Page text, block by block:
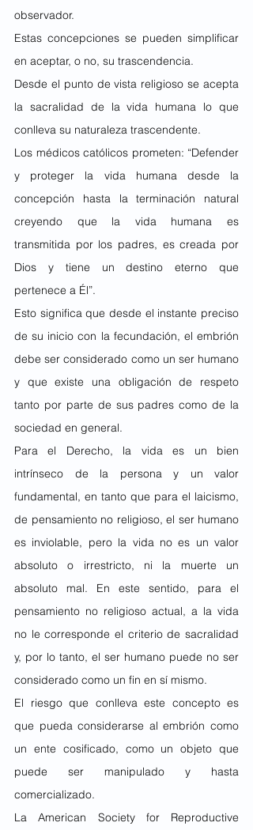
observador.
Estas concepciones se pueden simplificar
en aceptar, o no, su trascendencia.
Desde el punto de vista religioso se acepta
la sacralidad de la vida humana lo que
conlleva su naturaleza trascendente.
Los médicos católicos prometen: “Defender
y proteger la vida humana desde la
concepción hasta la terminación natural
creyendo que la vida humana es
transmitida por los padres, es creada por
Dios y tiene un destino eterno que
pertenece a Él”.
Esto significa que desde el instante preciso
de su inicio con la fecundación, el embrión
debe ser considerado como un ser humano
y que existe una obligación de respeto
tanto por parte de sus padres como de la
sociedad en general.
Para el Derecho, la vida es un bien
intrínseco de la persona y un valor
fundamental, en tanto que para el laicismo,
de pensamiento no religioso, el ser humano
es inviolable, pero la vida no es un valor
absoluto o irrestricto, ni la muerte un
absoluto mal. En este sentido, para el
pensamiento no religioso actual, a la vida
no le corresponde el criterio de sacralidad
y, por lo tanto, el ser humano puede no ser
considerado como un fin en sí mismo.
El riesgo que conlleva este concepto es
que pueda considerarse al embrión como
un ente cosificado, como un objeto que
puede ser manipulado y hasta
comercializado.
La American Society for Reproductive